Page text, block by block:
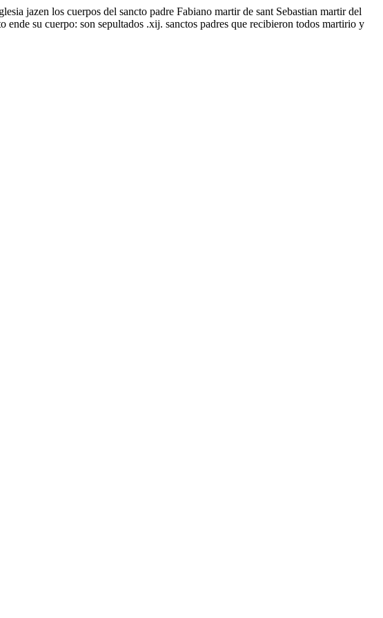
jazen los cuerpos del sancto padre Fabiano martir de sant Sebastian martir del
su cuerpo: son sepultados .xij. sanctos padres que recibieron todos martirio y